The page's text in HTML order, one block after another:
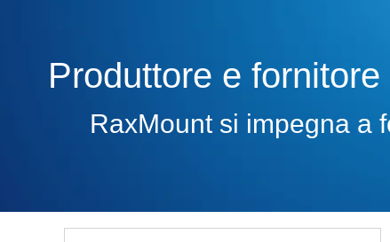
Produttore e
RaxMount si impegna a